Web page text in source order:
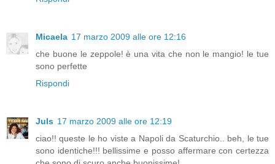
Micaela 17 marzo 2009 alle ore 12:16
che buone le zeppole! è una vita che non le mangio! le tue
sono perfette
Rispondi
Juls 17 marzo 2009 alle ore 12:19
ciao!! queste le ho viste a Napoli da Scaturchio.. beh, le tue
sono identiche!!! bellissime e posso affermare con certezza